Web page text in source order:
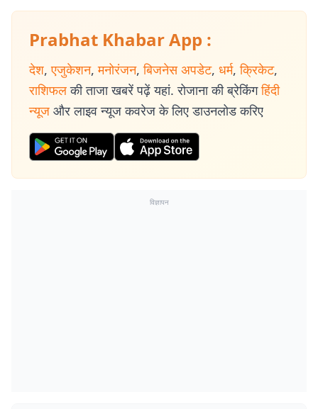
Prabhat Khabar App :
देश, एजुकेशन, मनोरंजन, बिजनेस अपडेट, धर्म, क्रिकेट,
राशिफल की ताजा खबरें पढ़ें यहां. रोजाना की ब्रेकिंग हिंदी
न्यूज और लाइव न्यूज कवरेज के लिए डाउनलोड करिए
विज्ञापन